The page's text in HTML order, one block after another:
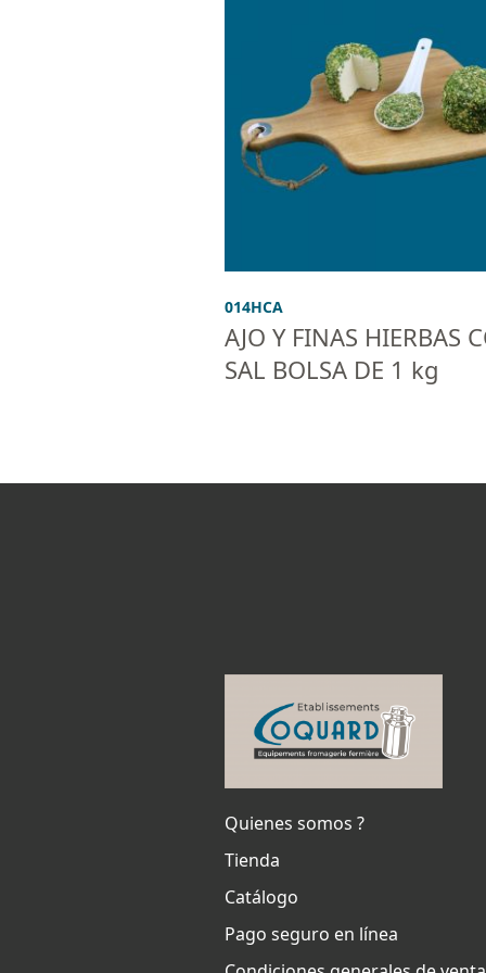
014HCA
AJO Y FINAS HIERBAS
SAL BOLSA DE 1 kg
Quienes somos ?
Tienda
Catálogo
Pago seguro en línea